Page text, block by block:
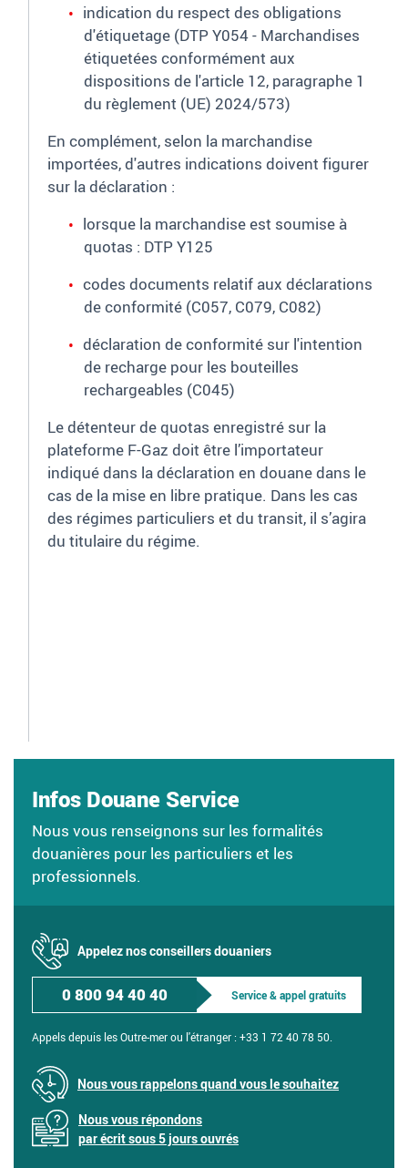
indication du respect des obligations
d'étiquetage (DTP Y054 - Marchandises
étiquetées conformément aux
dispositions de l'article 12, paragraphe 1
du règlement (UE) 2024/573)
En complément, selon la marchandise
importées, d'autres indications doivent figurer
sur la déclaration :
lorsque la marchandise est soumise à
quotas : DTP Y125
codes documents relatif aux déclarations
de conformité (C057, C079, C082)
déclaration de conformité sur l'intention
de recharge pour les bouteilles
rechargeables (C045)
Le détenteur de quotas enregistré sur la
plateforme F-Gaz doit être l’importateur
indiqué dans la déclaration en douane dans le
cas de la mise en libre pratique. Dans les cas
des régimes particuliers et du transit, il s’agira
du titulaire du régime.
Infos Douane Service
Nous vous renseignons sur les formalités
douanières pour les particuliers et les
professionnels.
Appelez nos conseillers douaniers
0 800 94 40 40 Service & appel gratuits
Appels depuis les Outre-mer ou l'étranger : +33 1 72 40 78 50.
Nous vous rappelons quand vous le souhaitez
Nous vous répondons
par écrit sous 5 jours ouvrés